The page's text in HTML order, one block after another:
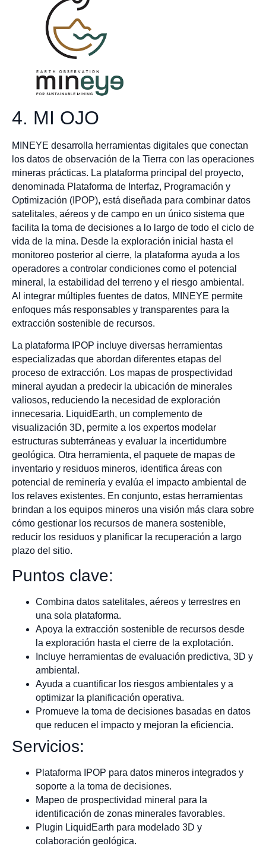
4. MI OJO
MINEYE desarrolla herramientas digitales que conectan
los datos de observación de la Tierra con las operaciones
mineras prácticas. La plataforma principal del proyecto,
denominada Plataforma de Interfaz, Programación y
Optimización (IPOP), está diseñada para combinar datos
satelitales, aéreos y de campo en un único sistema que
facilita la toma de decisiones a lo largo de todo el ciclo de
vida de la mina. Desde la exploración inicial hasta el
monitoreo posterior al cierre, la plataforma ayuda a los
operadores a controlar condiciones como el potencial
mineral, la estabilidad del terreno y el riesgo ambiental.
Al integrar múltiples fuentes de datos, MINEYE permite
enfoques más responsables y transparentes para la
extracción sostenible de recursos.
La plataforma IPOP incluye diversas herramientas
especializadas que abordan diferentes etapas del
proceso de extracción. Los mapas de prospectividad
mineral ayudan a predecir la ubicación de minerales
valiosos, reduciendo la necesidad de exploración
innecesaria. LiquidEarth, un complemento de
visualización 3D, permite a los expertos modelar
estructuras subterráneas y evaluar la incertidumbre
geológica. Otra herramienta, el paquete de mapas de
inventario y residuos mineros, identifica áreas con
potencial de reminería y evalúa el impacto ambiental de
los relaves existentes. En conjunto, estas herramientas
brindan a los equipos mineros una visión más clara sobre
cómo gestionar los recursos de manera sostenible,
reducir los residuos y planificar la recuperación a largo
plazo del sitio.
Puntos clave:
Combina datos satelitales, aéreos y terrestres en
una sola plataforma.
Apoya la extracción sostenible de recursos desde
la exploración hasta el cierre de la explotación.
Incluye herramientas de evaluación predictiva, 3D y
ambiental.
Ayuda a cuantificar los riesgos ambientales y a
optimizar la planificación operativa.
Promueve la toma de decisiones basadas en datos
que reducen el impacto y mejoran la eficiencia.
Servicios:
Plataforma IPOP para datos mineros integrados y
soporte a la toma de decisiones.
Mapeo de prospectividad mineral para la
identificación de zonas minerales favorables.
Plugin LiquidEarth para modelado 3D y
colaboración geológica.